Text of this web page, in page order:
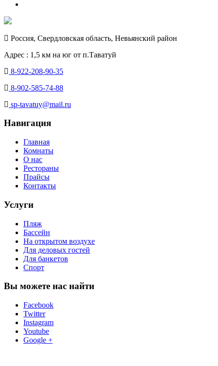
Россия, Свердловская область, Невьянский район
Адрес : 1,5 км на юг от п.Таватуй
8-922-208-90-35
8-902-585-74-88
sp-tavatuy@mail.ru
Навигация
Главная
Комнаты
О нас
Рестораны
Прайсы
Контакты
Услуги
Пляж
Бассейн
На открытом воздухе
Для деловых гостей
Для банкетов
Спорт
Вы можете нас найти
Facebook
Twitter
Instagram
Youtube
Google +